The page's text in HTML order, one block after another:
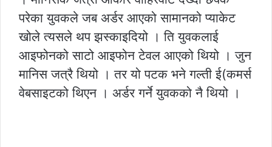
परेका युवकले जब अर्डर आएको सामानको प्याकेट
खोले त्यसले थप झस्काइदियो । ति युवकलाई
आइफोनको साटो आइफोन टेवल आएको थियो । जुन
मानिस जत्रै थियो । तर यो पटक भने गल्ती ई(कमर्स
वेबसाइटको थिएन । अर्डर गर्ने युवकको नै थियो ।